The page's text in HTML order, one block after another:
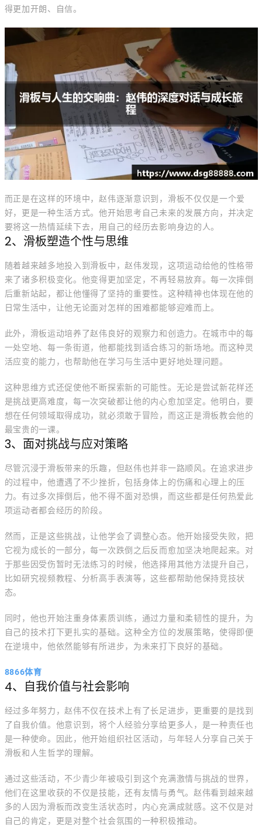
得更加开朗、自信。
而正是在这样的环境中，赵伟逐渐意识到，滑板不仅仅是一个爱
好，更是一种生活方式。他开始思考自己未来的发展方向，并决定
要将这一热情延续下去，用自己的经历去影响身边的人。
2、滑板塑造个性与思维
随着越来越多地投入到滑板中，赵伟发现，这项运动给他的性格带
来了诸多积极变化。他变得更加坚定，不再轻易放弃。每一次摔倒
后重新站起，都让他懂得了坚持的重要性。这种精神也体现在他的
日常生活中，让他无论面对怎样的困难都能够迎难而上。
此外，滑板运动培养了赵伟良好的观察力和创造力。在城市中的每
一处空地、每一条街道，他都能找到适合练习的新场地。而这种灵
活应变的能力，也帮助他在学习与生活中更好地处理问题。
这种思维方式还促使他不断探索新的可能性。无论是尝试新花样还
是挑战更高难度，每一次突破都让他的内心愈加坚定。他明白，要
想在任何领域取得成功，就必须敢于冒险，而这正是滑板教会他的
最宝贵的一课。
3、面对挑战与应对策略
尽管沉浸于滑板带来的乐趣，但赵伟也并非一路顺风。在追求进步
的过程中，他遭遇了不少挫折，包括身体上的伤痛和心理上的压
力。有过多次摔倒后，他不得不面对恐惧，而这些都是任何热爱此
项运动者都会经历的阶段。
然而，正是这些挑战，让他学会了调整心态。他开始接受失败，把
它视为成长的一部分，每一次跌倒之后反而愈加坚决地爬起来。对
于那些因受伤暂时无法练习的时候，他选择用其他方法提升自己，
比如研究视频教程、分析高手表演等，这些都帮助他保持竞技状
态。
同时，他也开始注重身体素质训练，通过力量和柔韧性的提升，为
自己的技术打下更扎实的基础。这种全方位的发展策略，使得即便
在逆境中，他依然能够有所进步，为未来打下良好的基础。
8866体育
4、自我价值与社会影响
经过多年努力，赵伟不仅在技术上有了长足进步，更重要的是找到
了自我价值。他意识到，将个人经验分享给更多人，是一种责任也
是一种使命。因此，他开始组织社区活动，与年轻人分享自己关于
滑板和人生哲学的理解。
通过这些活动，不少青少年被吸引到这个充满激情与挑战的世界，
他们在这里收获的不仅是技能，还有友情与勇气。赵伟看到越来越
多的人因为滑板而改变生活状态时，内心充满成就感。这不仅是对
自己的肯定，更是对整个社会氛围的一种积极推动。